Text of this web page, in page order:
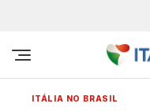
ITÁLIA NO BRASIL